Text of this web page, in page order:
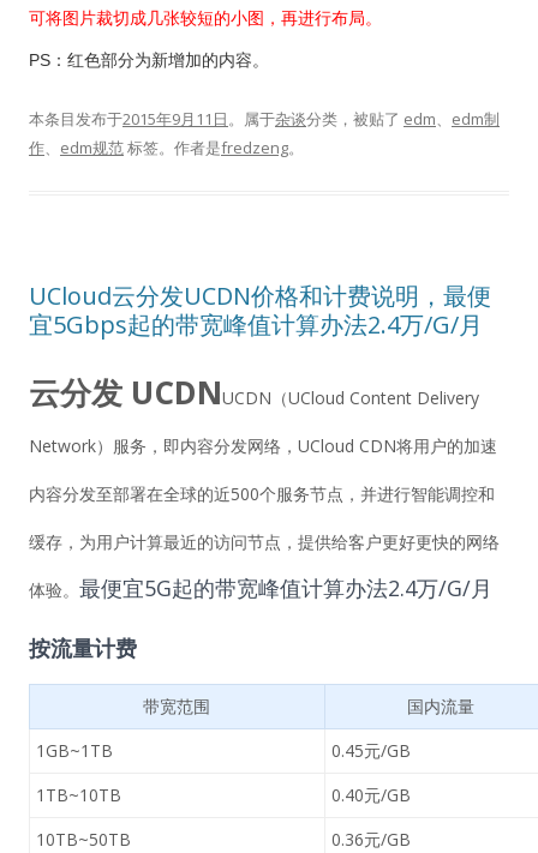
可将图片裁切成几张较短的小图，再进行布局。
PS：红色部分为新增加的内容。
本条目发布于2015年9月11日。属于杂谈分类，被贴了 edm、 edm制
作、 edm规范标签。 作者是fredzeng。
UCloud云分发UCDN价格和计费说明，最便
宜5Gbps起的带宽峰值计算办法2.4万/G/月
云分发 UCDNUCDN（UCloud Content Delivery
Network）服务，即内容分发网络，UCloud CDN将用户的加速
内容分发至部署在全球的近500个服务节点，并进行智能调控和
缓存，为用户计算最近的访问节点，提供给客户更好更快的网络
体验。 最便宜5G起的带宽峰值计算办法2.4万/G/月
按流量计费
带宽范围
国内流量
1GB~1TB
0.45元/GB
1TB~10TB
0.40元/GB
10TB~50TB
0.36元/GB